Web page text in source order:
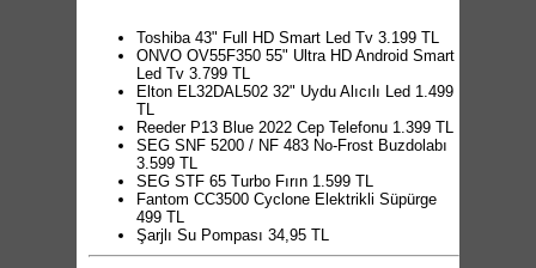
Toshiba 43" Full HD Smart Led Tv 3.199 TL
ONVO OV55F350 55" Ultra HD Android Smart
Led Tv 3.799 TL
Elton EL32DAL502 32" Uydu Alıcılı Led 1.499
TL
Reeder P13 Blue 2022 Cep Telefonu 1.399 TL
SEG SNF 5200 / NF 483 No-Frost Buzdolabı
3.599 TL
SEG STF 65 Turbo Fırın 1.599 TL
Fantom CC3500 Cyclone Elektrikli Süpürge
499 TL
Şarjlı Su Pompası 34,95 TL
Kiwi KK 3304 Su Isıtıcı 65 TL